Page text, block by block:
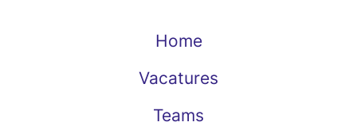
Home
Vacatures
Teams